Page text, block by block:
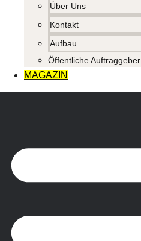
Über Uns
Kontakt
Aufbau
Öffentliche Auftraggeber
MAGAZIN